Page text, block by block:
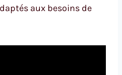
aux besoins de